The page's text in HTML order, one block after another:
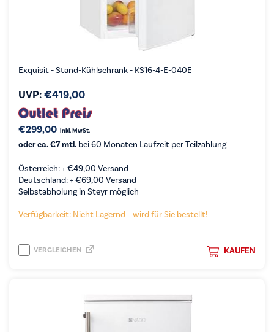
Exquisit - Stand-Kühlschrank - KS16-4-E-040E
UVP:€419,00
€299,00 inkl. MwSt.
oder ca. €7 mtl. bei 60 Monaten Laufzeit per Teilzahlung
Österreich: +€49,00 Versand
Deutschland: +€69,00 Versand
Selbstabholung in Steyr möglich
Verfügbarkeit: Nicht Lagernd – wird für Sie bestellt!
KAUFEN
VERGLEICHEN